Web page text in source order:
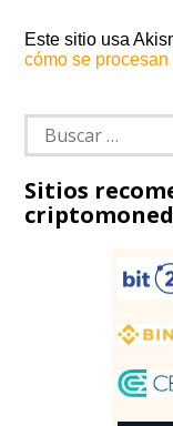
Este sitio usa
cómo se
Buscar:
Sitios